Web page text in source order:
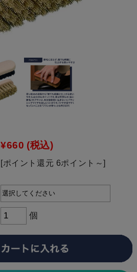
¥660 (税込)
[ポイント還元 6ポイント～]
個